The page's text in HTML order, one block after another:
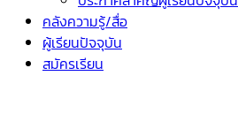
คลังความรู้/สื่อ
ผู้เรียนปัจจุบัน
สมัครเรียน